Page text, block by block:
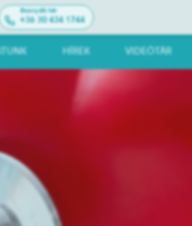
Bosnyák tér
+36 30 434 1744
HÍREK VIDEÓTÁR